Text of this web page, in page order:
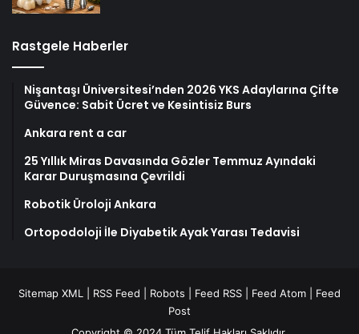
Rastgele Haberler
Nişantaşı Üniversitesi’nden 2026 YKS Adaylarına Çifte
Güvence: Sabit Ücret ve Kesintisiz Burs
Ankara rent a car
25 Yıllık Miras Davasında Gözler Temmuz Ayındaki
Karar Duruşmasına Çevrildi
Robotik Üroloji Ankara
Ortopodoloji İle Diyabetik Ayak Yarası Tedavisi
Sitemap XML RSS Feed Robots Feed RSS Feed Atom
Feed
Post